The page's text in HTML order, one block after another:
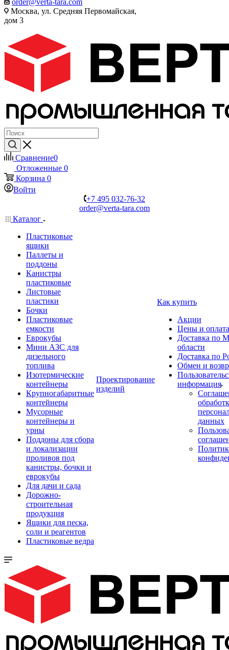
order@verta-tara.com
Москва, ул. Средняя Первомайская,
дом 3
Сравнение0
Отложенные 0
Корзина 0
Войти
+7 495 032-76-32
order@verta-tara.com
Каталог
Пластиковые
ящики
Паллеты и
поддоны
Канистры
пластиковые
Листовые
пластики
Бочки
Пластиковые
емкости
Еврокубы
Мини АЗС для
дизельного
топлива
Изотермические
контейнеры
Крупногабаритные
контейнеры
Мусорные
контейнеры и
урны
Поддоны для сбора
и локализации
проливов под
канистры, бочки и
еврокубы
Для дачи и сада
Дорожно-
строительная
продукция
Ящики для песка,
соли и реагентов
Пластиковые ведра
Проектирование
изделий
Как купить
Акции
Цены и оплата
Доставка по
области
Доставка по
Обмен и
информация
данных